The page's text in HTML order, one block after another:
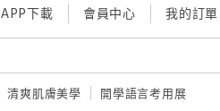
APP下載 會員中心 我的訂單
清爽肌膚美學 開學語言考用展